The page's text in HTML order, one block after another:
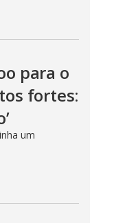
para o
fortes:
um